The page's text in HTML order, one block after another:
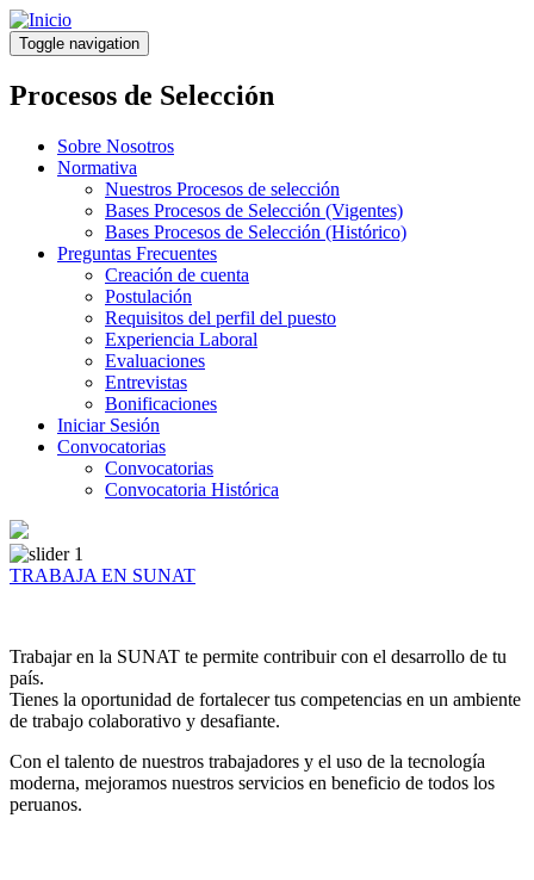
Pasar
al
contenido
principal
Toggle navigation
Procesos de Selección
Sobre Nosotros
Normativa
Nuestros Procesos de selección
Bases Procesos de Selección (Vigentes)
Bases Procesos de Selección (Histórico)
Preguntas Frecuentes
Creación de cuenta
Postulación
Requisitos del perfil del puesto
Experiencia Laboral
Evaluaciones
Entrevistas
Bonificaciones
Iniciar Sesión
Convocatorias
Convocatorias
Convocatoria Histórica
TRABAJA EN SUNAT
Trabajar en la SUNAT te permite contribuir con el desarrollo de tu
país.
Tienes la oportunidad de fortalecer tus competencias en un ambiente
de trabajo colaborativo y desafiante.
Con el talento de nuestros trabajadores y el uso de la tecnología
moderna, mejoramos nuestros servicios en beneficio de todos los
peruanos.